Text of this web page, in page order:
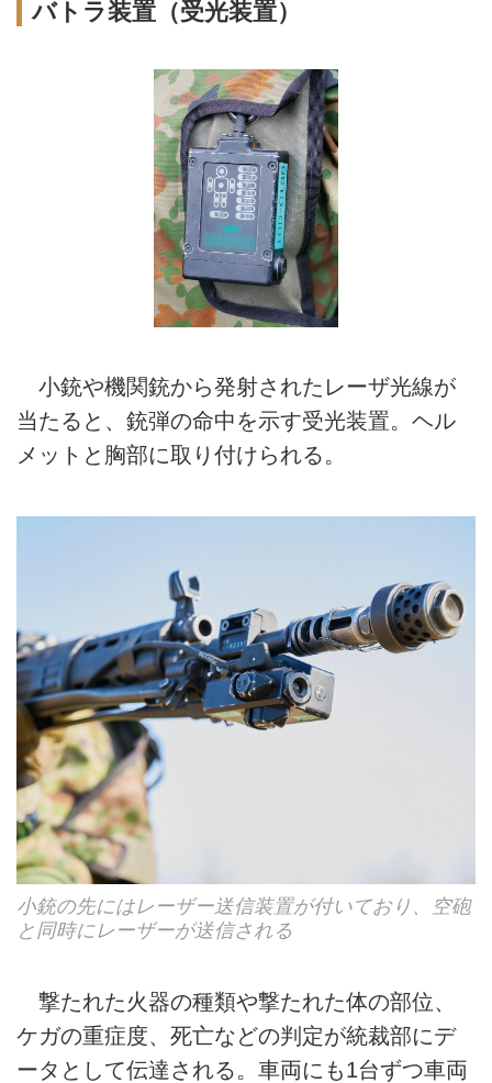
バトラ装置（受光装置）
小銃や機関銃から発射されたレーザ光線が
当たると、銃弾の命中を示す受光装置。ヘル
メットと胸部に取り付けられる。
小銃の先にはレーザー送信装置が付いており、空砲
と同時にレーザーが送信される
撃たれた火器の種類や撃たれた体の部位、
ケガの重症度、死亡などの判定が統裁部にデ
ータとして伝達される。車両にも1台ずつ車両